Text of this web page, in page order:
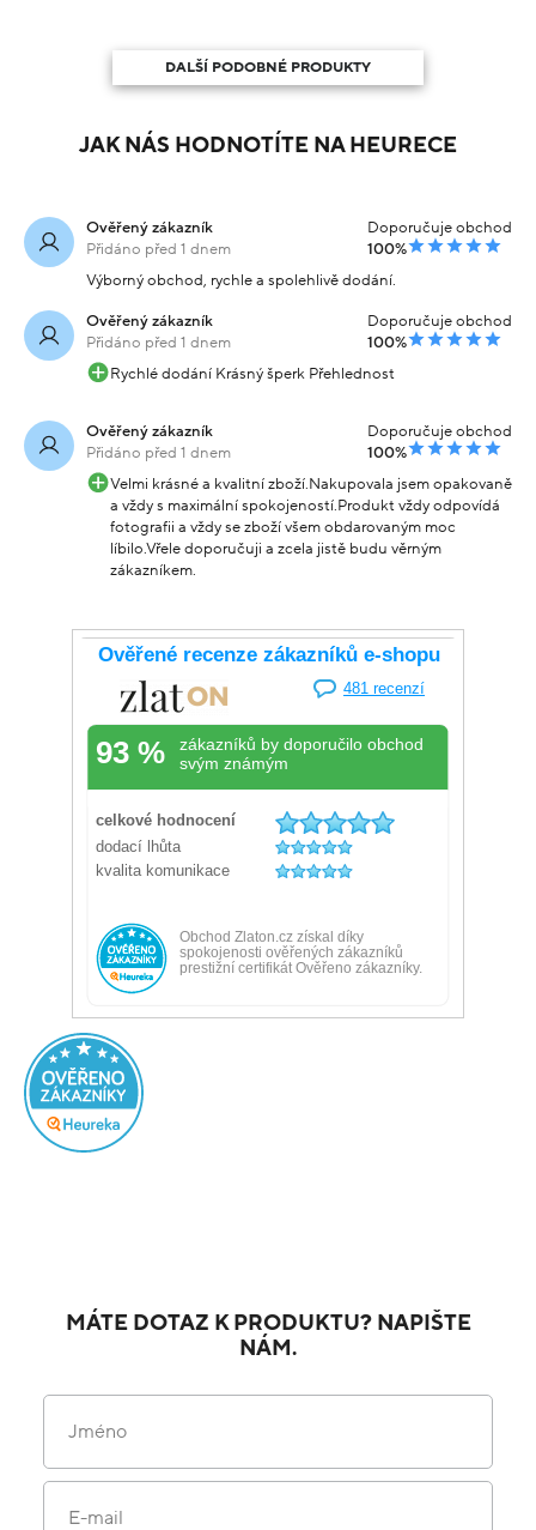
DALŠÍ PODOBNÉ PRODUKTY
JAK NÁS HODNOTÍTE NA HEURECE
Ověřený zákazník
Přidáno před 1 dnem
Doporučuje obchod
100%
Výborný obchod, rychle a spolehlivě dodání.
Ověřený zákazník
Přidáno před 1 dnem
Doporučuje obchod
100%
Rychlé dodání Krásný šperk Přehlednost
Ověřený zákazník
Přidáno před 1 dnem
Doporučuje obchod
100%
Velmi krásné a kvalitní zboží.Nakupovala jsem opakovaně
a vždy s maximální spokojeností.Produkt vždy odpovídá
fotografii a vždy se zboží všem obdarovaným moc
líbilo.Vřele doporučuji a zcela jistě budu věrným
zákazníkem.
MÁTE DOTAZ K PRODUKTU? NAPIŠTE
NÁM.
Jméno
E-mail